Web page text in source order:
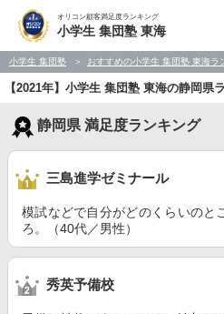
オリコン顧客満足度ランキング
小学生 集団塾 東海
小学生 集団塾 おすすめの小学生 集団塾 東海ラ
【2021年】小学生 集団塾 東海の静岡県
静岡県 満足度ランキング
三島進学ゼミナール
模試などで自分がどのくらいのと
ろ。（40代／男性）
秀英予備校